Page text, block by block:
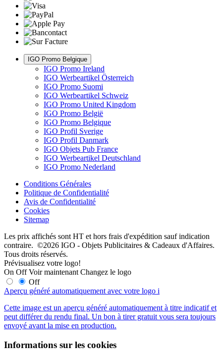
IGO Promo Belgique
IGO Promo Ireland
IGO Werbeartikel Österreich
IGO Promo Suomi
IGO Werbeartikel Schweiz
IGO Promo United Kingdom
IGO Promo België
IGO Promo Belgique
IGO Profil Sverige
IGO Profil Danmark
IGO Objets Pub France
IGO Werbeartikel Deutschland
IGO Promo Nederland
Conditions Générales
Politique de Confidentialité
Avis de Confidentialité
Cookies
Sitemap
Les prix affichés sont HT et hors frais d'expédition sauf indication
contraire. ©2026 IGO - Objets Publicitaires & Cadeaux d'Affaires.
Tous droits réservés.
Prévisualisez votre logo!
On Off Voir maintenant Changez le logo
Off
Aperçu généré automatiquement avec votre logo i
Cette image est un aperçu généré automatiquement à titre indicatif et
peut différer du rendu final. Un bon à tirer gratuit vous sera toujours
envoyé avant la mise en production.
Informations sur les cookies